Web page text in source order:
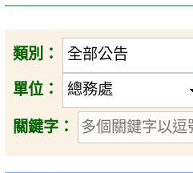
容
類別：
單位：
關鍵字：